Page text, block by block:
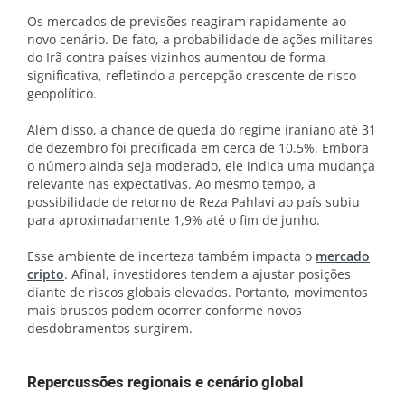
Os mercados de previsões reagiram rapidamente ao
novo cenário. De fato, a probabilidade de ações militares
do Irã contra países vizinhos aumentou de forma
significativa, refletindo a percepção crescente de risco
geopolítico.
Além disso, a chance de queda do regime iraniano até 31
de dezembro foi precificada em cerca de 10,5%. Embora
o número ainda seja moderado, ele indica uma mudança
relevante nas expectativas. Ao mesmo tempo, a
possibilidade de retorno de Reza Pahlavi ao país subiu
para aproximadamente 1,9% até o fim de junho.
Esse ambiente de incerteza também impacta o mercado
cripto. Afinal, investidores tendem a ajustar posições
diante de riscos globais elevados. Portanto, movimentos
mais bruscos podem ocorrer conforme novos
desdobramentos surgirem.
Repercussões regionais e cenário global